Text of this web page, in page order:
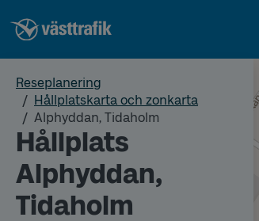
Reseplanering
Hållplatskarta och zonkarta
Alphyddan, Tidaholm
Hållplats
Alphyddan,
Tidaholm